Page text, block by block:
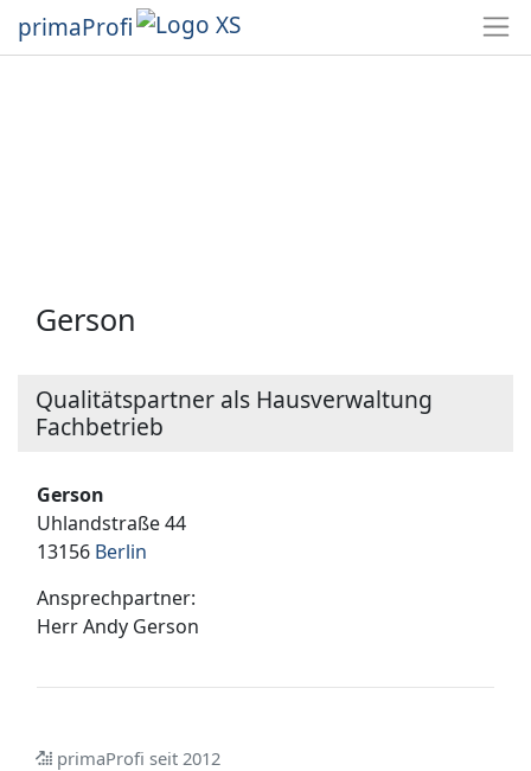
primaProfi
Gerson
Qualitätspartner als Hausverwaltung
Fachbetrieb
Gerson
Uhlandstraße 44
13156 Berlin
Ansprechpartner:
HerrAndy Gerson
primaProfi seit 2012